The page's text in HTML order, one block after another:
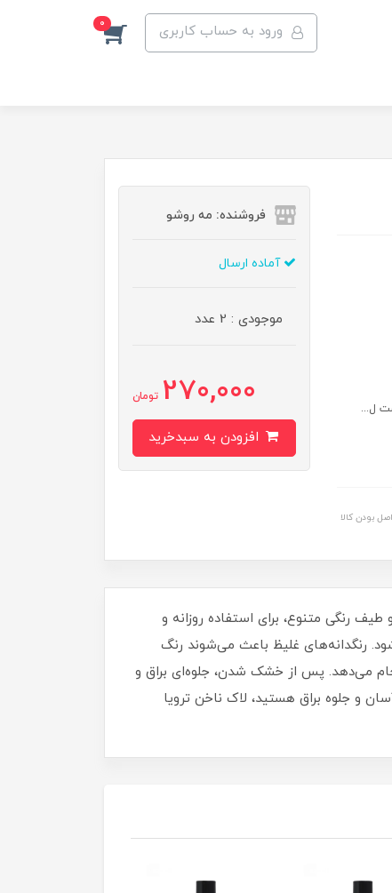
ورود به حساب کاربری 0
ل...
بودن کالا
فروشنده: مه رو‌شو
آماده ارسال
موجودی : 2 عدد
270,000 تومان
داشتن ناخن‌هایی مرتب، شیک و درخشان خواهد بود. این لاک با حجم 16 میلی‌ لیتر و طیف رنگی متنوع، برای استفاده روزانه و
رنگدانه‌های غلیظ باعث می‌شوند رنگ
می‌دهد. پس از خشک شدن، جلوه‌ای براق و
و جلوه براق هستید، لاک ناخن ترویا